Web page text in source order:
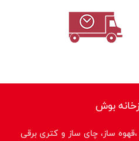
بوش
ساز، چای ساز و کتری برقی